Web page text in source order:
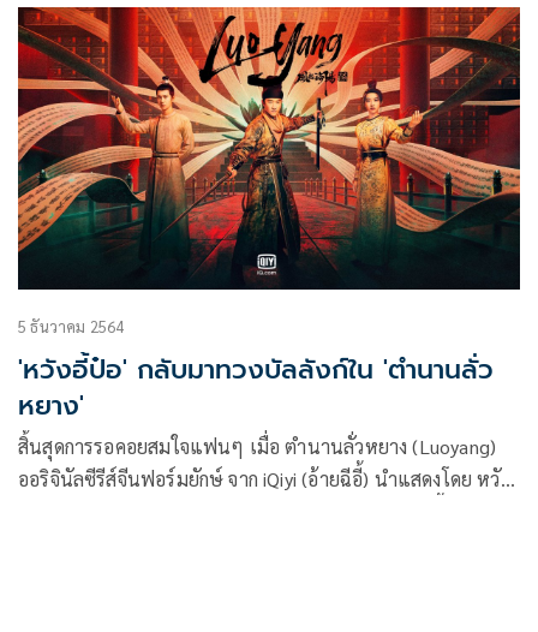
คิดถึง ด้วยซีรีส์ฟอร์มยักษ์จากแดนมังกรสองเรื่อง สองยุค ใน “กอง
กำลังประจัญบาน (Ace Troops)” นำแสดงโดย “เซียวจ้าน”
และ “ตำนานลั่วหยาง (Luoyang)” นำแสดงโดย “หวังอี้ป๋อ”
เฉพาะที่ iQiyi (อ้ายฉีอี้) ที่เดียวเท่านั้น
5 ธันวาคม 2564
'หวังอี้ป๋อ' กลับมาทวงบัลลังก์ใน 'ตำนานลั่ว
หยาง'
สิ้นสุดการรอคอยสมใจแฟนๆ เมื่อ ตำนานลั่วหยาง (Luoyang)
ออริจินัลซีรีส์จีนฟอร์มยักษ์ จาก iQiyi (อ้ายฉีอี้) นำแสดงโดย หวังอี้